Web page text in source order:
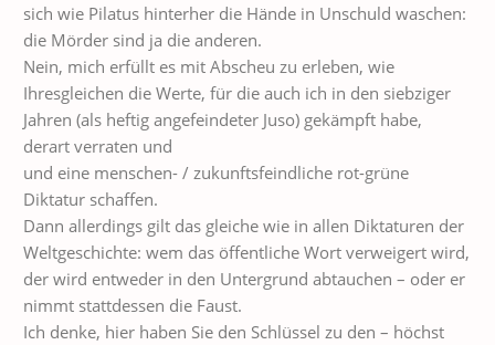
sich wie Pilatus hinterher die Hände in Unschuld waschen:
die Mörder sind ja die anderen.
Nein, mich erfüllt es mit Abscheu zu erleben, wie
Ihresgleichen die Werte, für die auch ich in den siebziger
Jahren (als heftig angefeindeter Juso) gekämpft habe,
derart verraten und
und eine menschen- / zukunftsfeindliche rot-grüne
Diktatur schaffen.
Dann allerdings gilt das gleiche wie in allen Diktaturen der
Weltgeschichte: wem das öffentliche Wort verweigert wird,
der wird entweder in den Untergrund abtauchen – oder er
nimmt stattdessen die Faust.
Ich denke, hier haben Sie den Schlüssel zu den – höchst